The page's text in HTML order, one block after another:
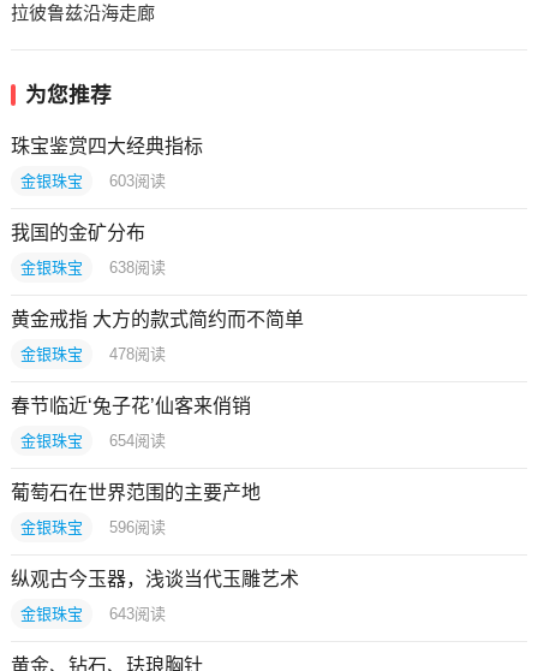
拉彼鲁兹沿海走廊
为您推荐
珠宝鉴赏四大经典指标
金银珠宝 603阅读
我国的金矿分布
金银珠宝 638阅读
黄金戒指 大方的款式简约而不简单
金银珠宝 478阅读
春节临近‘兔子花’仙客来俏销
金银珠宝 654阅读
葡萄石在世界范围的主要产地
金银珠宝 596阅读
纵观古今玉器，浅谈当代玉雕艺术
金银珠宝 643阅读
黄金、钻石、珐琅胸针